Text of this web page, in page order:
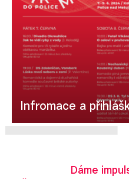
Infromace a
Dáme